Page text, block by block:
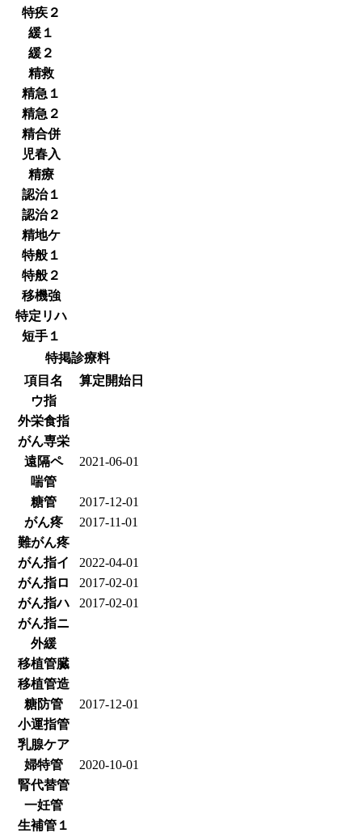
特疾２
緩１
緩２
精救
精急１
精急２
精合併
児春入
精療
認治１
認治２
精地ケ
特般１
特般２
移機強
特定リハ
短手１
特掲診療料
項目名
算定開始日
ウ指
外栄食指
がん専栄
遠隔ペ
2021-06-01
喘管
糖管
2017-12-01
がん疼
2017-11-01
難がん疼
がん指イ
2022-04-01
がん指ロ
2017-02-01
がん指ハ
2017-02-01
がん指ニ
外緩
移植管臓
移植管造
糖防管
2017-12-01
小運指管
乳腺ケア
婦特管
2020-10-01
腎代替管
一妊管
生補管１